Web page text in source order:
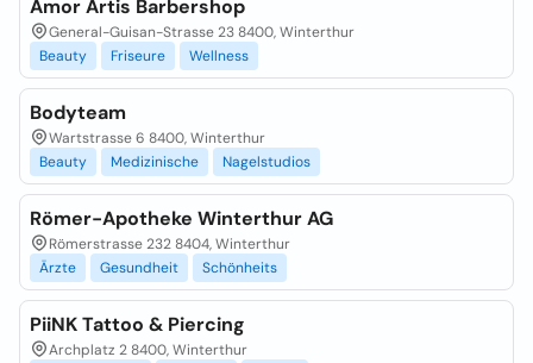
Amor Artis Barbershop
General-Guisan-Strasse 23 8400, Winterthur
Beauty
Friseure Wellness
Bodyteam
Wartstrasse 6 8400, Winterthur
Beauty
Medizinische Nagelstudios
Römer-Apotheke Winterthur AG
Römerstrasse 232 8404, Winterthur
Ärzte
Gesundheit Schönheits
PiiNK Tattoo & Piercing
Archplatz 2 8400, Winterthur